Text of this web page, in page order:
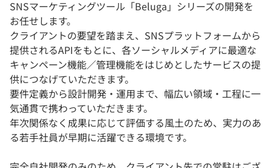
SNSマーケティングツール「Beluga」シリーズの開発を
お任せします。
クライアントの要望を踏まえ、SNSプラットフォームから
提供されるAPIをもとに、各ソーシャルメディアに最適な
キャンペーン機能／管理機能をはじめとしたサービスの提
供につなげていただきます。
要件定義から設計開発・運用まで、幅広い領域・工程に一
気通貫で携わっていただきます。
年次関係なく成果に応じて評価する風土のため、実力のあ
る若手社員が早期に活躍できる環境です。